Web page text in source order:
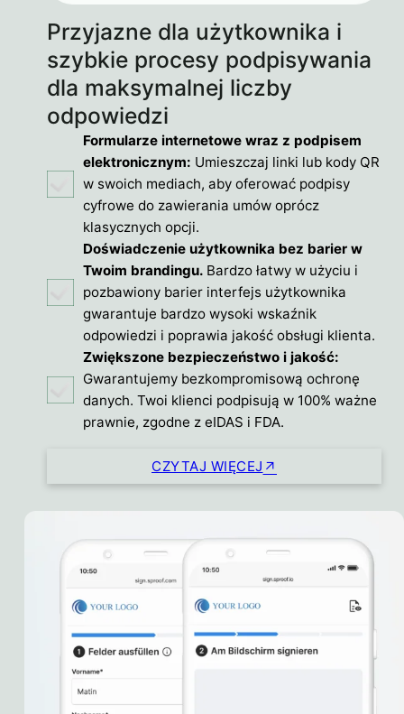
Przyjazne dla użytkownika i
szybkie procesy podpisywania
dla maksymalnej liczby
odpowiedzi
Formularze internetowe wraz z podpisem
elektronicznym: Umieszczaj linki lub kody QR
w swoich mediach, aby oferować podpisy
cyfrowe do zawierania umów oprócz
klasycznych opcji.
Doświadczenie użytkownika bez barier w
Twoim brandingu. Bardzo łatwy w użyciu i
pozbawiony barier interfejs użytkownika
gwarantuje bardzo wysoki wskaźnik
odpowiedzi i poprawia jakość obsługi klienta.
Zwiększone bezpieczeństwo i jakość:
Gwarantujemy bezkompromisową ochronę
danych. Twoi klienci podpisują w 100% ważne
prawnie, zgodne z eIDAS i FDA.
CZYTAJ WIĘCEJ